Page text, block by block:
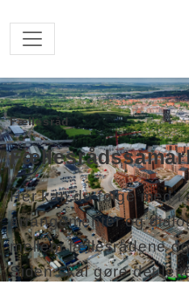
Spring til hovedindhold
Fællesråd
Her kan du følge med i
arrangementer og
mellem fællesrådene
Siden skal gøre det